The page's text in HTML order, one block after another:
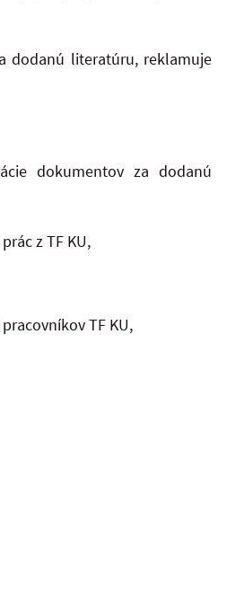
dodanú literatúru, reklamuje
dokumentov za dodanú
z TF KU,
TF KU,